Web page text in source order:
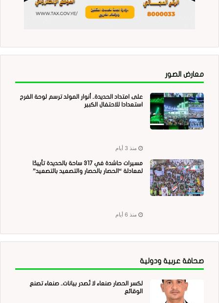
معارض الصور
على امتداد الحديدة.. أنوار المولد ترسم لوحة الفرح
استعدادا للاحتفال الكبير
منذ 3 أيام
مسيرات حاشدة في 317 ساحة بالحديدة تأييدًا
لمعادلة “الحصار بالحصار والتصعيد بالتصعيد”
منذ 6 أيام
صحافة عربية ودولية
لكسر الحصار صنعاء لا تُصدر بيانات.. صنعاء تصنع
الوقائع